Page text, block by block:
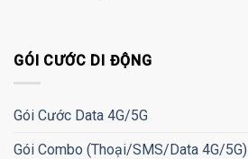
GÓI CƯỚC DI ĐỘNG
Gói Cước Data 4G/5G
Gói Combo (Thoại/SMS/Data 4G/5G)